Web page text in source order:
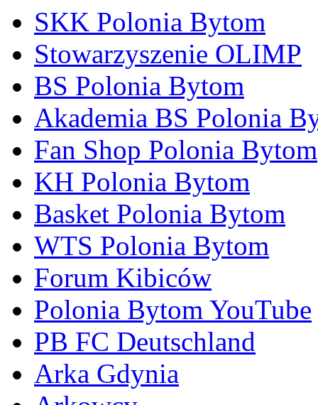
SKK Polonia Bytom
Stowarzyszenie OLIMP
BS Polonia Bytom
Akademia BS Polonia
Fan Shop Polonia Bytom
KH Polonia Bytom
Basket Polonia Bytom
WTS Polonia Bytom
Forum Kibiców
Polonia Bytom YouTube
PB FC Deutschland
Arka Gdynia